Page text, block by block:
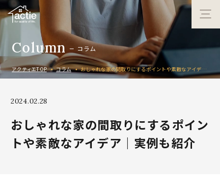
Column コ ラム
アクティエTOP コラム おしゃれな家の間取りにするポイントや素敵なアイデア｜実例も紹介
2024.02.28
おしゃれな家の間取りにするポイン
トや素敵なアイデア｜実例も紹介